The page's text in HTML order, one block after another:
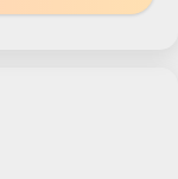
وفي تقريرها